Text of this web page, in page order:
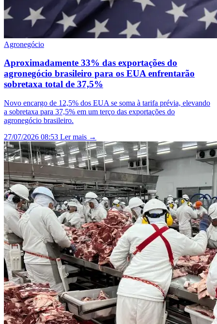
Agronegócio
Aproximadamente 33% das exportações do
agronegócio brasileiro para os EUA enfrentarão
sobretaxa total de 37,5%
Novo encargo de 12,5% dos EUA se soma à tarifa prévia, elevando
a sobretaxa para 37,5% em um terço das exportações do
agronegócio brasileiro.
27/07/2026 08:53 Ler mais →